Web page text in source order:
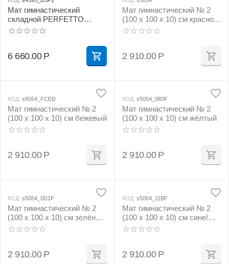
Мат гимнастический
складной PERFETTO
SPORT № 5 (100 х 200 х 10)
6 660.00 Р
Мат гимнастический № 2
(100 х 100 х 10) см красно/
жёлтый
2 910.00 Р
КОД: s5054_FCED
Мат гимнастический № 2
(100 х 100 х 10) см бежевый
2 910.00 Р
КОД: s5054_083F
Мат гимнастический № 2
(100 х 100 х 10) см жёлтый
2 910.00 Р
КОД: s5054_0D1F
Мат гимнастический № 2
(100 х 100 х 10) см зелёно/
жёлтый
2 910.00 Р
КОД: s5054_11BF
Мат гимнастический № 2
(100 х 100 х 10) см сине/
жёлтый
2 910.00 Р